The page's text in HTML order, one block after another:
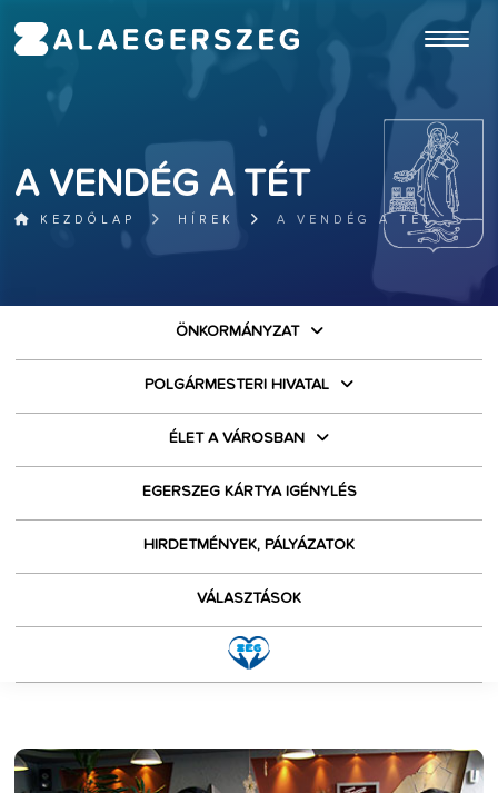
ugrás a fő tartalomhoz
A VENDÉG A TÉT
KEZDŐLAP HÍREK A VENDÉG A TÉT
ÖNKORMÁNYZAT
POLGÁRMESTERI HIVATAL
ÉLET A VÁROSBAN
EGERSZEG KÁRTYA IGÉNYLÉS
HIRDETMÉNYEK, PÁLYÁZATOK
VÁLASZTÁSOK